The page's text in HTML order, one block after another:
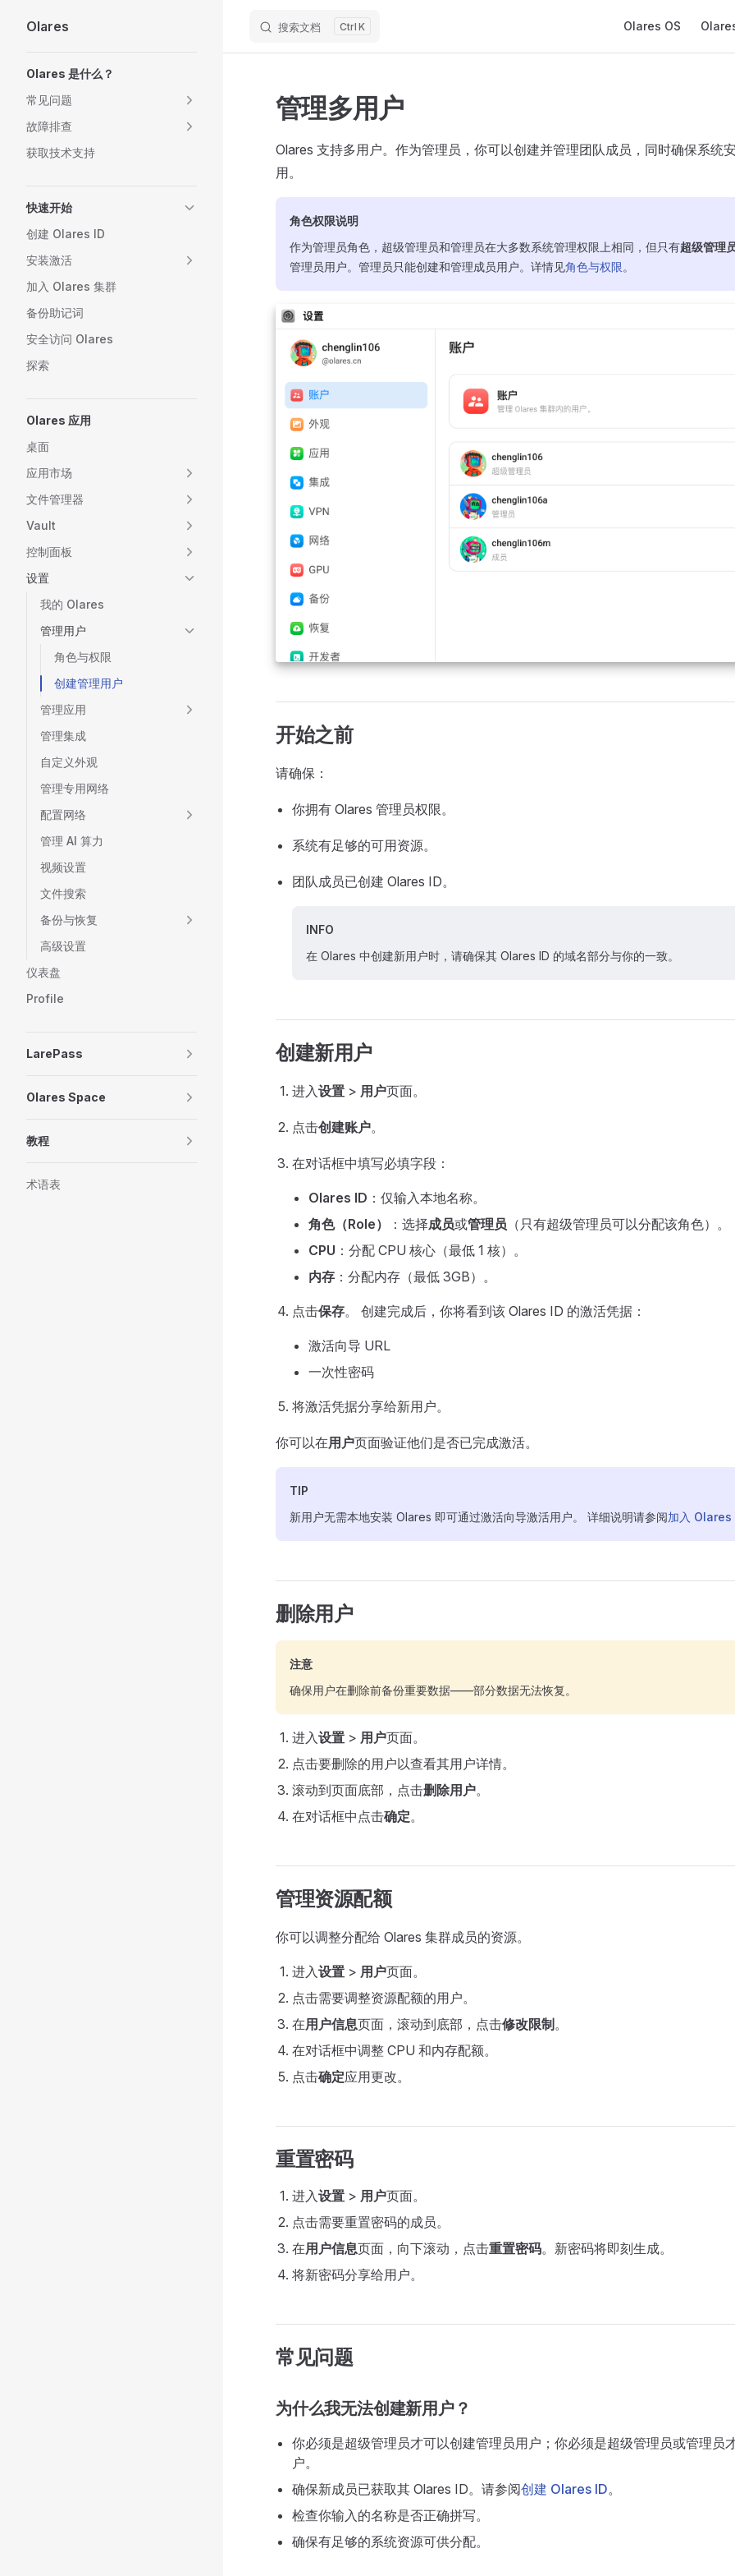
Skip to content
Olares 搜索文档 K Olares OS
Olares 是什么？
常见问题
故障排查
获取技术支持
快速开始
创建 Olares ID
安装激活
加入 Olares 集群
备份助记词
安全访问 Olares
探索
Olares 应用
桌面
应用市场
文件管理器
Vault
控制面板
设置
我的 Olares
管理用户
角色与权限
创建管理用户
管理应用
管理集成
自定义外观
管理专用网络
配置网络
管理 AI 算力
视频设置
文件搜索
备份与恢复
高级设置
仪表盘
Profile
LarePass
Olares Space
教程
术语表
管理多用户
Olares 支持多用户。作为管理员，你可以创建并管理团队成员，同时确保系统
用。
角色权限说明
作为管理员角色，超级管理员和管理员在大多数系统管理权限上相同，但只有超级管理
管理员用户。管理员只能创建和管理成员用户。详情见角色与权限。
开始之前
请确保：
你拥有 Olares 管理员权限。
系统有足够的可用资源。
团队成员已创建 Olares ID。
INFO
在 Olares 中创建新用户时，请确保其 Olares ID 的域名部分与你的一致。
创建新用户
进入设置 > 用户页面。
点击创建账户。
在对话框中填写必填字段：
Olares ID ：仅输入本地名称。
角色（Role）
：选择成员或管理员 （只有超级管理员可以分配该角色）。
CPU ：分配 CPU 核心（最低 1 核）。
内存 ：分配内存（最低 3GB）。
点击保存。 创建完成后，你将看到该 Olares ID 的激活凭据：
激活向导 URL
一次性密码
将激活凭据分享给新用户。
你可以在用户页面验证他们是否已完成激活。
TIP
新用户无需本地安装 Olares 即可通过激活向导激活用户。 详细说明请参阅加入 Olares
删除用户
注意
确保用户在删除前备份重要数据——部分数据无法恢复。
进入设置 > 用户页面。
点击要删除的用户以查看其用户详情。
滚动到页面底部，点击删除用户。
在对话框中点击确定。
管理资源配额
你可以调整分配给 Olares 集群成员的资源。
进入设置 > 用户页面。
点击需要调整资源配额的用户。
在用户信息页面，滚动到底部，点击修改限制。
在对话框中调整 CPU 和内存配额。
点击确定应用更改。
重置密码
进入设置 > 用户页面。
点击需要重置密码的成员。
在用户信息页面，向下滚动，点击重置密码。新密码将即刻生成。
将新密码分享给用户。
常见问题
为什么我无法创建新用户？
你必须是超级管理员才可以创建管理员用户；你必须是超级管理员或管理员
户。
确保新成员已获取其 Olares ID。请参阅创建 Olares ID。
检查你输入的名称是否正确拼写。
确保有足够的系统资源可供分配。